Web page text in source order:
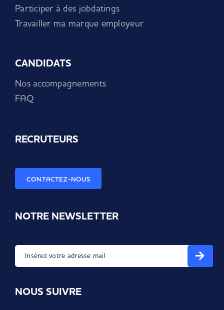
Participer à des jobdatings
Travailler ma marque employeur
CANDIDATS
Nos accompagnements
FAQ
RECRUTEURS
CONTACTEZ-NOUS
NOTRE NEWSLETTER
Insérez votre adresse mail
NOUS SUIVRE